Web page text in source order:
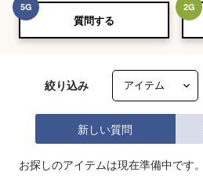
5G
質問する
2G
絞り込み
新しい質問
お探しのアイテムは現在準備中です。